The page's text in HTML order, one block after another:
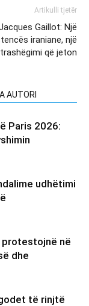
Artikulli tjetër
Gaillot: Një
iraniane, një
trashëgimi që jeton
AUTORI
Paris 2026:
udhëtimi
protestojnë në
dhe
të rinjtë